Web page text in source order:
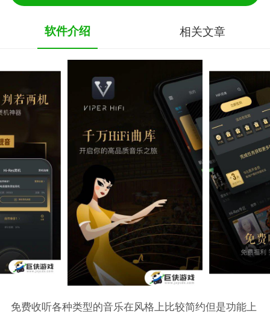
软件介绍 相关文章
免费收听各种类型的音乐在风格上比较简约但是功能上